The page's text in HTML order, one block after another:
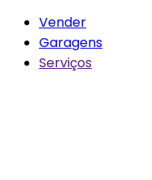
Vender
Garagens
Serviços